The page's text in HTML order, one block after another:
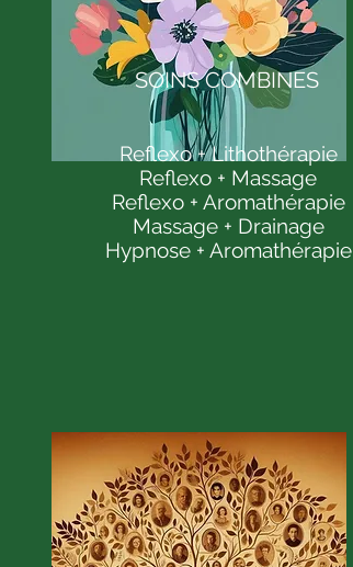
SOINS COMBINES
Reflexo + Lithothérapie
Reflexo + Massage
Reflexo + Aromathérapie
Massage + Drainage
Hypnose + Aromathérapie